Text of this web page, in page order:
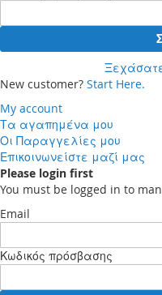
New customer? Start Here.
My account
Τα αγαπημένα μου
Οι Παραγγελίες μου
Επικοινωνείστε μαζί μας
Please login first
You must be logged in to
Email
Κωδικός πρόσβασης